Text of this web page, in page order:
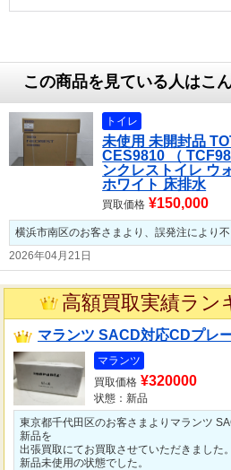
この商品を見ている人はこ
トイレ
未使用 未開封品
CES9810 （
ンクレストイレ ウ
ホワイト 床排水
買取価格 ¥150,000
横浜市南区のお客さまより、誤発注により
2026年04月21日
高額買取実績ラン
マランツ SACD対応CDプレ
マランツ
買取価格 ¥320000
状態：新品
東京都千代田区のお客さまよりマランツ
新品を
出張買取にてお買取させていただきました。
新品未使用の状態でした。